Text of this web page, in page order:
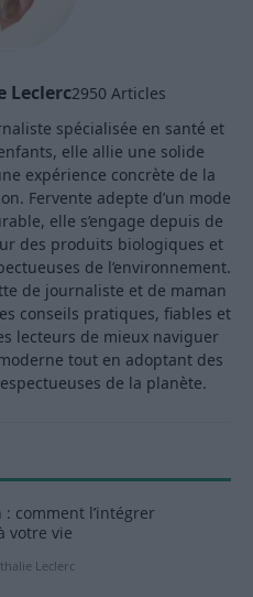
Leclerc2950 Articles
spécialisée en santé et
elle allie une solide
expérience concrète de la
Fervente adepte d’un mode
elle s’engage depuis de
des produits biologiques et
de l’environnement.
de journaliste et de maman
conseils pratiques, fiables et
lecteurs de mieux naviguer
tout en adoptant des
de la planète.
comment l’intégrer
votre vie
Leclerc